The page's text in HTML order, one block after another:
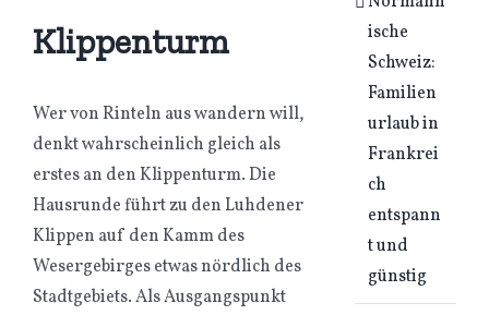
Klippenturm
Wer von Rinteln aus wandern will,
denkt wahrscheinlich gleich als
erstes an den Klippenturm. Die
Hausrunde führt zu den Luhdener
Klippen auf den Kamm des
Wesergebirges etwas nördlich des
Stadtgebiets. Als Ausgangspunkt
ische
Schweiz:
Familien
urlaub in
Frankrei
ch
entspann
t und
günstig